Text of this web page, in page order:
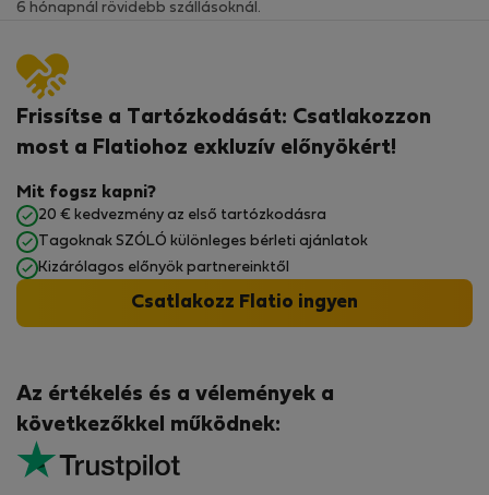
6 hónapnál rövidebb szállásoknál.
Az értékelés és a vélemények a
következőkkel működnek:
Frissítse a Tartózkodását: Csatlakozzon
most a Flatiohoz exkluzív előnyökért!
Mit fogsz kapni?
20 € kedvezmény az első tartózkodásra
Tagoknak SZÓLÓ különleges bérleti ajánlatok
Kizárólagos előnyök partnereinktől
Csatlakozz Flatio ingyen